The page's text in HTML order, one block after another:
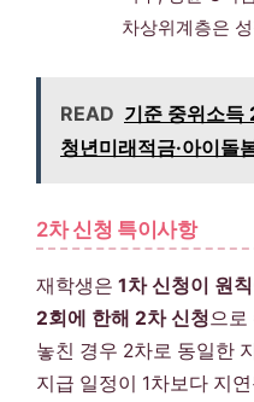
차상위계층은
READ 기준 중위소득
청년미래적금·아이돌
2차 신청 특이사항
재학생은 1차 신청이 원칙
2회에 한해 2차 신청 으로
놓친 경우 2차로 동일한
지급 일정이 1차보다 지